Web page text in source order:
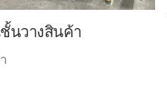
นวางสินค้า